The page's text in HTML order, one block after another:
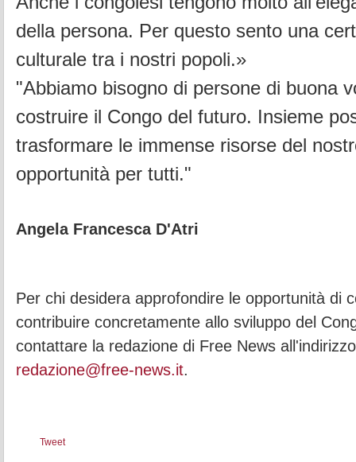
della persona. Per questo sento una
culturale tra i nostri popoli.»
"Abbiamo bisogno di persone di buona
costruire il Congo del futuro. Insieme
trasformare le immense risorse del
opportunità per tutti."
Angela Francesca D'Atri
Per chi desidera approfondire le opportunità di
contribuire concretamente allo sviluppo del
contattare la redazione di Free News
redazione@free-news.it.
Tweet